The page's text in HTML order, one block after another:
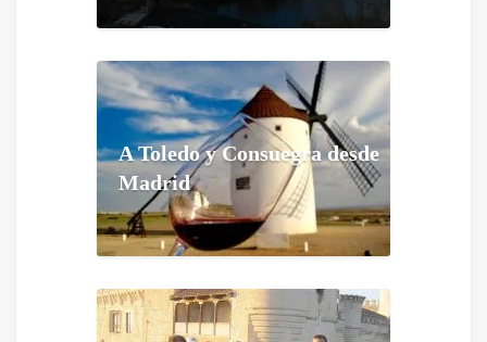
A Toledo y Consuegra desde
Madrid